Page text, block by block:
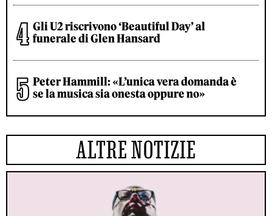
Gli U2 riscrivono ‘Beautiful Day’ al
funerale di Glen Hansard
Peter Hammill: «L’unica vera domanda è
se la musica sia onesta oppure no»
ALTRE NOTIZIE